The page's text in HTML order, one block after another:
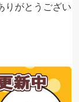
りがとうござい